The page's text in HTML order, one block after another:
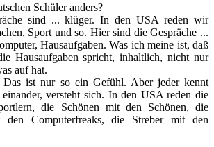
Schüler anders?
sind ... klüger. In den USA reden wir
Sport und so. Hier sind die Gespräche ...
Hausaufgaben. Was ich meine ist, daß
Hausaufgaben spricht, inhaltlich, nicht nur
auf hat.
Das ist nur so ein Gefühl. Aber jeder kennt
versteht sich. In den USA reden die
die Schönen mit den Schönen, die
den Computerfreaks, die Streber mit den